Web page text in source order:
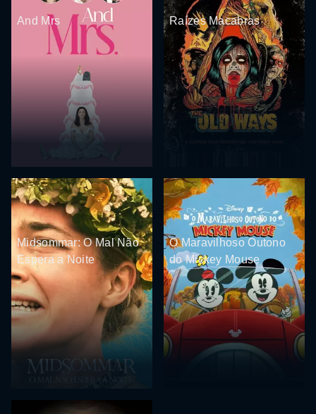
And Mrs Raízes Macabras
Midsommar: O Mal Não
Espera a Noite
O Maravilhoso Outono
do Mickey Mouse